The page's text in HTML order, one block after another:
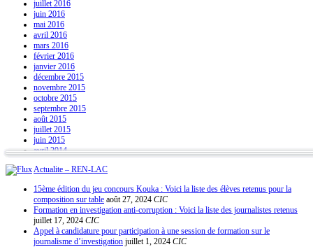
juillet 2016
juin 2016
mai 2016
avril 2016
mars 2016
février 2016
janvier 2016
décembre 2015
novembre 2015
octobre 2015
septembre 2015
août 2015
juillet 2015
juin 2015
avril 2014
Actualite – REN-LAC
15ème édition du jeu concours Kouka : Voici la liste des élèves retenus pour la
composition sur table août 27, 2024 CIC
Formation en investigation anti-corruption : Voici la liste des journalistes retenus
juillet 17, 2024 CIC
Appel à candidature pour participation à une session de formation sur le
journalisme d’investigation juillet 1, 2024 CIC